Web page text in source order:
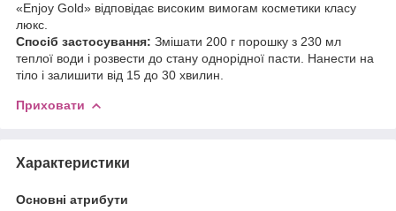
«Enjoy Gold» відповідає високим вимогам косметики класу
люкс.
Спосіб застосування: Змішати 200 г порошку з 230 мл
теплої води і розвести до стану однорідної пасти. Нанести на
тіло і залишити від 15 до 30 хвилин.
Приховати
Характеристики
Основні атрибути